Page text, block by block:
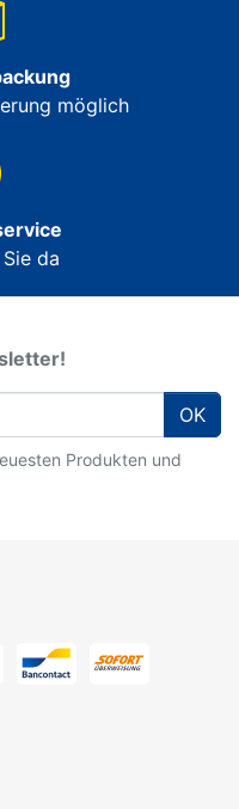
möglich
da
OK
Produkten und